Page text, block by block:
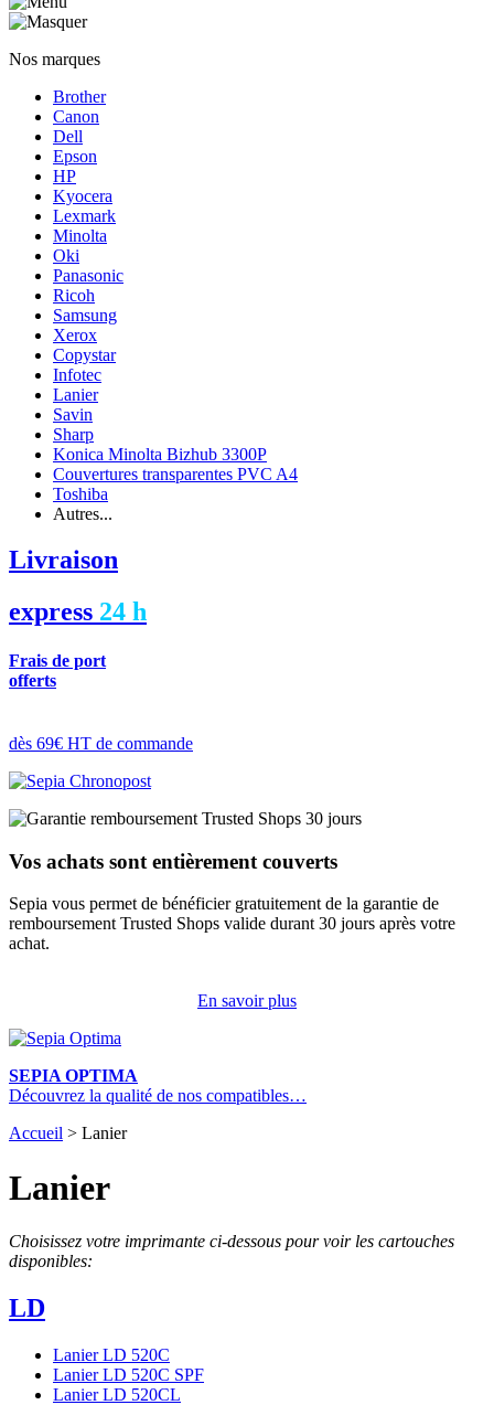
Nos marques
Brother
Canon
Dell
Epson
HP
Kyocera
Lexmark
Minolta
Oki
Panasonic
Ricoh
Samsung
Xerox
Copystar
Infotec
Lanier
Savin
Sharp
Konica Minolta Bizhub 3300P
Couvertures transparentes PVC A4
Toshiba
Autres...
Livraison
express 24 h
Frais de port
offerts
dès 69€ HT de commande
Vos achats sont entièrement couverts
Sepia vous permet de bénéficier gratuitement de la garantie de
remboursement Trusted Shops valide durant 30 jours après votre
achat.
En savoir plus
SEPIA OPTIMA
Découvrez la qualité de nos compatibles…
Accueil > Lanier
Lanier
Choisissez votre imprimante ci-dessous pour voir les cartouches
disponibles:
LD
Lanier LD 520C
Lanier LD 520C SPF
Lanier LD 520CL